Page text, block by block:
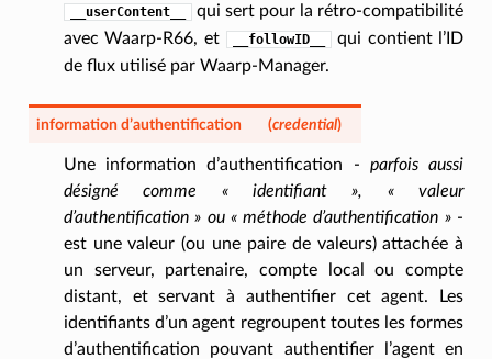
__userContent__
qui sert pour la rétro-compatibilité
avec Waarp-R66, et
__followID__
qui contient l’ID
de flux utilisé par Waarp-Manager.
information d’authentification (credential)
Une information d’authentification - parfois aussi
désigné comme « identifiant », « valeur
d’authentification » ou « méthode d’authentification »-
est une valeur (ou une paire de valeurs) attachée à
un serveur, partenaire, compte local ou compte
distant, et servant à authentifier cet agent. Les
identifiants d’un agent regroupent toutes les formes
d’authentification pouvant authentifier l’agent en